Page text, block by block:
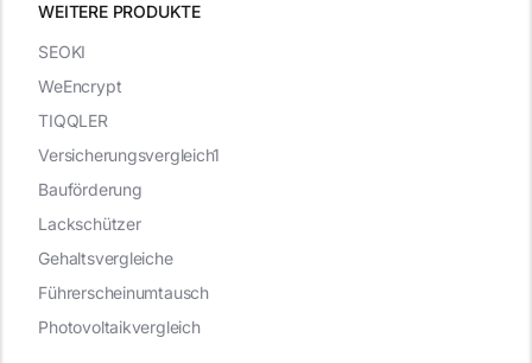
WEITERE PRODUKTE
SEOKI
WeEncrypt
TIQQLER
Versicherungsvergleich1
Bauförderung
Lackschützer
Gehaltsvergleiche
Führerscheinumtausch
Photovoltaikvergleich